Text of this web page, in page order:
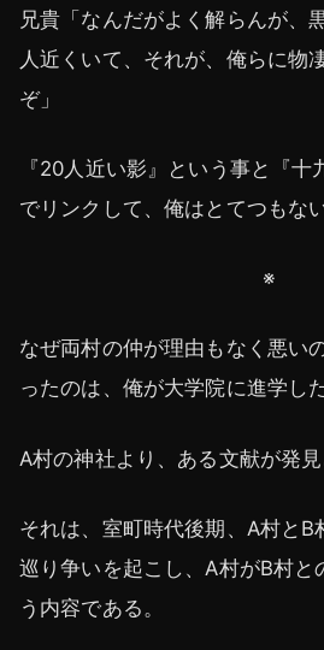
兄貴「なんだがよく解らんが、
人近くいて、それが、俺らに物
ぞ」
『20人近い影』という事と『
でリンクして、俺はとてつもな
※
なぜ両村の仲が理由もなく悪い
ったのは、俺が大学院に進学し
A村の神社より、ある文献が発見
それは、室町時代後期、A村と
巡り争いを起こし、A村がB村と
う内容である。